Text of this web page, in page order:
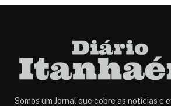
Somos um Jornal que cobre as notícias e